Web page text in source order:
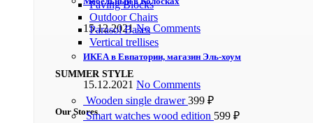
15.12.2021 No Comments
ИКЕА в Евпатории, магазин Эль-хоум
15.12.2021 No Comments
Our Stores
Paving Blocks
Outdoor Chairs
Parasol Bases
Vertical trellises
SUMMER STYLE
Wooden single drawer399 ₽
Smart watches wood edition 599 ₽